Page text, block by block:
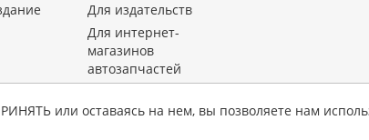
Для издательств
Для интернет-
магазинов
автозапчастей
«KrutilVertel» © 2015-2026 Все права защищены.
материалов данной страницы для воспроизведения, переноса на
или оставаясь на нем, вы позволяете нам